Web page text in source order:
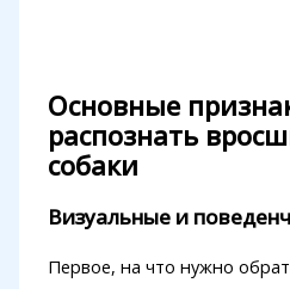
Основные
распознать
собаки
Визуальные и
Первое, на что нужно